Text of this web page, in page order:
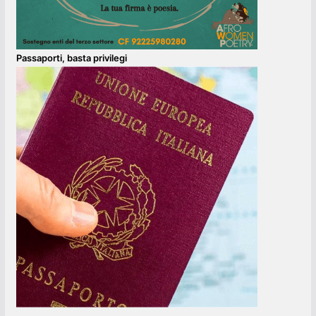
Passaporti, basta privilegi